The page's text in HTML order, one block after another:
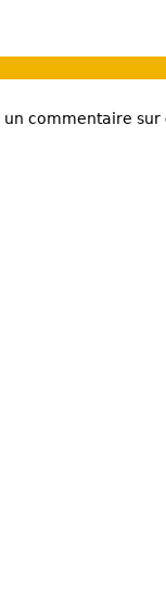
un commentaire sur